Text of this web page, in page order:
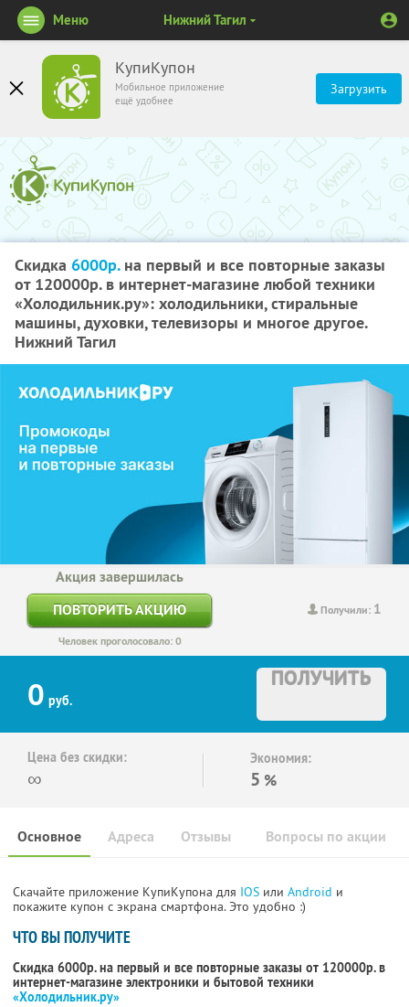
КупиКупон
Мобильное приложение
ещё удобнее
Загрузить
Меню Нижний Тагил
Скидка 6000р.на первый и все повторные заказы
от 120000р. в интернет-магазине любой техники
«Холодильник.ру»: холодильники, стиральные
машины, духовки, телевизоры и многое другое.
Нижний Тагил
Получили: 1
Акция завершилась
ПОВТОРИТЬ АКЦИЮ
Человек проголосовало: 0
0 руб.
ПОЛУЧИТЬ
Цена без скидки:
∞
Экономия:
5 %
Основное Отзывы Вопросы по акции
Адреса
Скачайте приложение КупиКупона для IOS или Android и
покажите купон с экрана смартфона. Это удобно :)
ЧТО ВЫ ПОЛУЧИТЕ
Скидка 6000р. на первый и все повторные заказы от 120000р. в
интернет-магазине электроники и бытовой техники
«Холодильник.ру»